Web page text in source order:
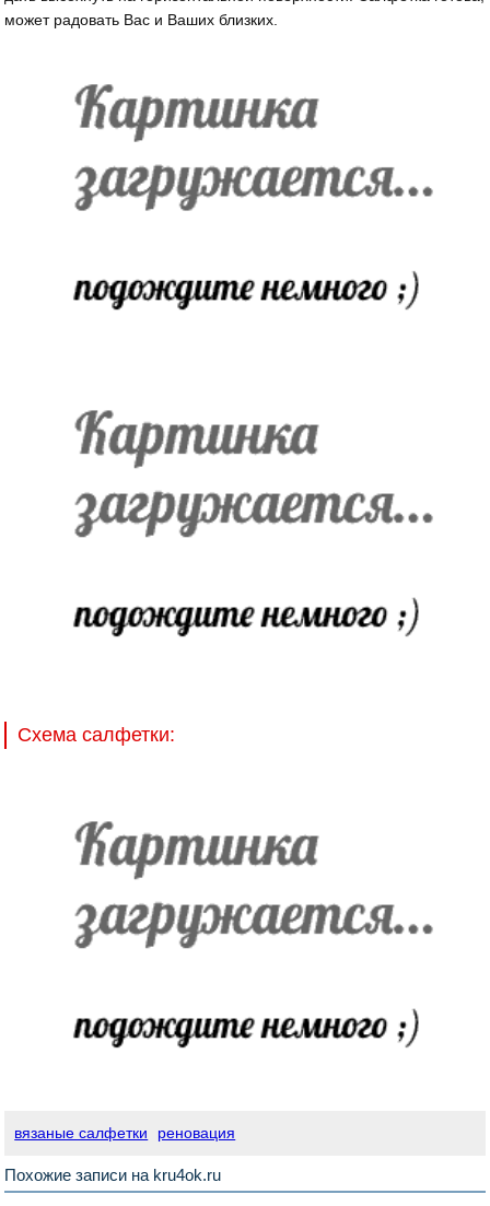
может радовать Вас и Ваших близких.
Схема салфетки:
вязаные салфетки реновация
Похожие записи на kru4ok.ru